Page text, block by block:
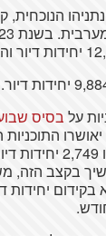
הנוכחית,
על בסיס
שבחודש וחצי
בקצב
בקידום